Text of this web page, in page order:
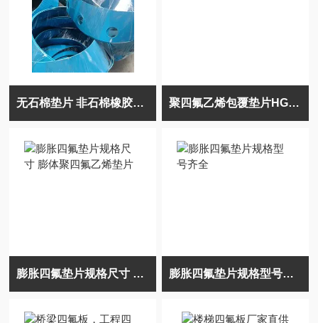
无石棉垫片 非石棉橡胶垫片 聚四氟乙烯包覆垫片HG/T20607
膨胀四氟垫片规格尺寸 膨体聚四氟乙烯垫片 膨胀四氟垫片规格型号齐全